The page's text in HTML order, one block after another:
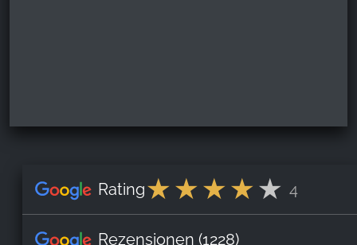
Rating 4
Rezensionen (1228)